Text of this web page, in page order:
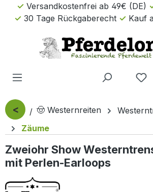
Zum Hauptinhalt springen
Versandkostenfrei ab 49€ (DE)
30 Tage Rückgaberecht
Kauf
< 🤠 Westernreiten
Zäume
Zweiohr Show
mit Perlen-Earloops